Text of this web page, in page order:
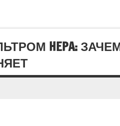
HEPA: